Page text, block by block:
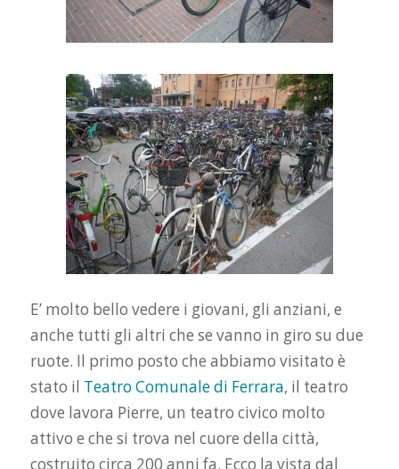
E’ molto bello vedere i giovani, gli anziani, e
anche tutti gli altri che se vanno in giro su due
ruote. Il primo posto che abbiamo visitato è
stato il Teatro Comunale di Ferrara, il teatro
dove lavora Pierre, un teatro civico molto
attivo e che si trova nel cuore della città,
costruito circa 200 anni fa. Ecco la vista dal